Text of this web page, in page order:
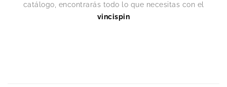
catálogo, encontrarás todo lo que necesitas con el
vincispin